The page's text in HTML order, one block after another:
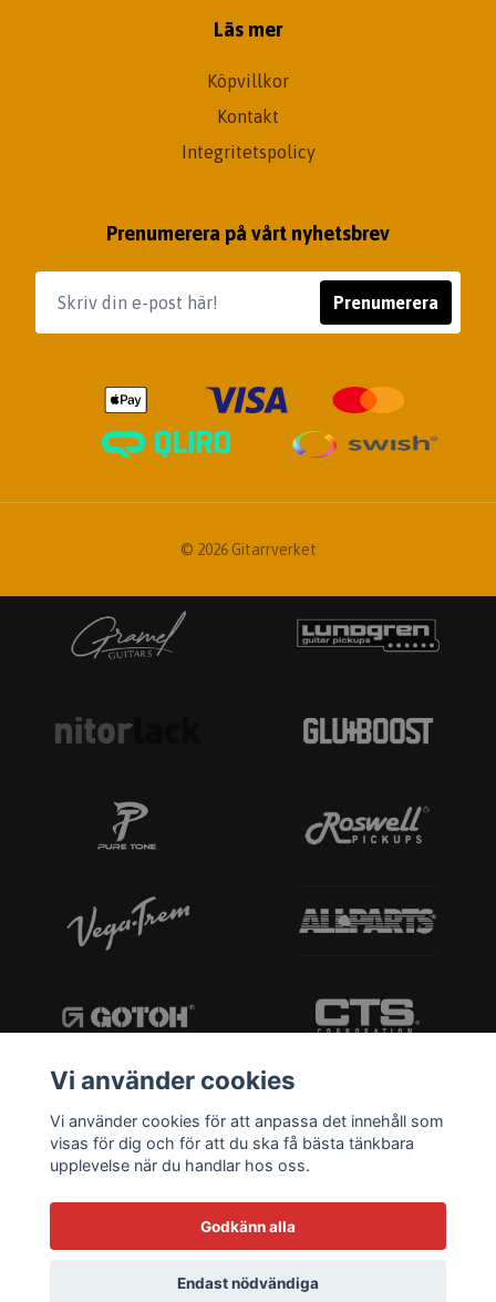
Läs mer
Köpvillkor
Kontakt
Integritetspolicy
Prenumerera på vårt nyhetsbrev
Prenumerera
© 2026 Gitarrverket
Vi använder cookies
Vi använder cookies för att anpassa det innehåll som
visas för dig och för att du ska få bästa tänkbara
upplevelse när du handlar hos oss.
Godkänn alla
Endast nödvändiga